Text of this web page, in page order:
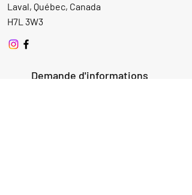
Laval, Québec, Canada
H7L 3W3
Demande d'informations